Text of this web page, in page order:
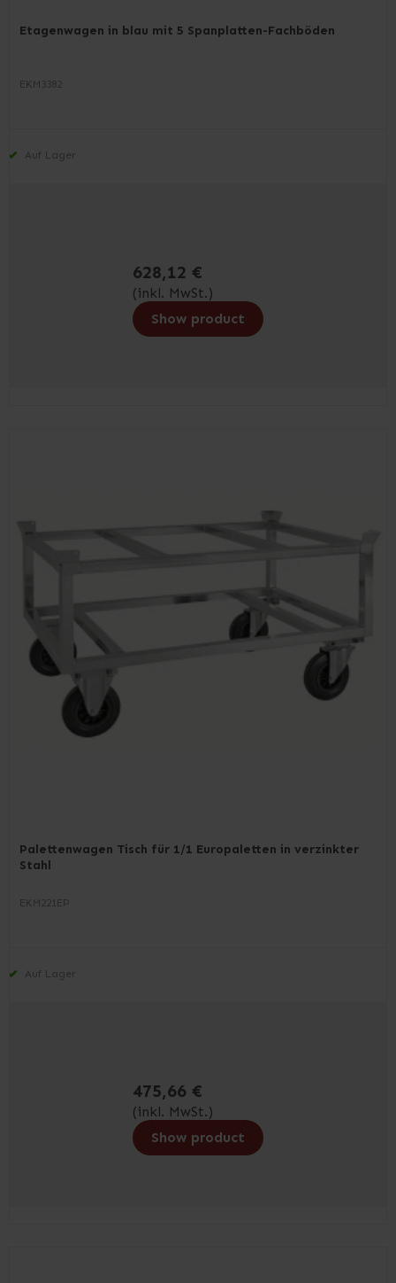
Etagenwagen in blau mit 5 Spanplatten-Fachböden
EKM3382
Auf Lager
628,12 €
(inkl. MwSt.)
Show product
Palettenwagen Tisch für 1/1 Europaletten in verzinkter
Stahl
EKM221EP
Auf Lager
475,66 €
(inkl. MwSt.)
Show product